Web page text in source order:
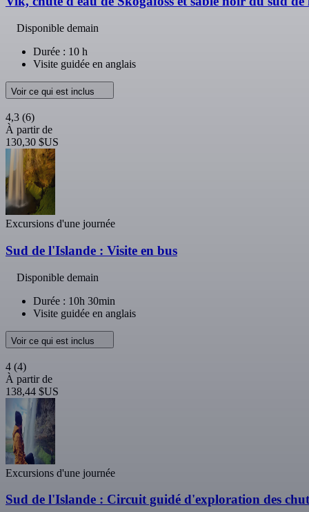
Disponible demain
Durée : 10 h
Visite guidée en anglais
Voir ce qui est inclus
4,3 (6)
À partir de
130,30 $US
Excursions d'une journée
Sud de l'Islande : Visite en bus
Disponible demain
Durée : 10h 30min
Visite guidée en anglais
Voir ce qui est inclus
4 (4)
À partir de
138,44 $US
Excursions d'une journée
Sud de l'Islande : Circuit guidé d'exploration des